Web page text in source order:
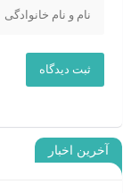
ثبت دیدگاه
آخرین اخبار